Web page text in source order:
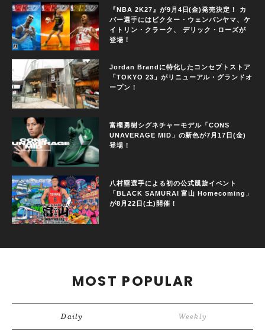
『NBA 2K27』が9月4日(金)発売決定！ カ
バー選手にはビクター・ウェンバンヤマ、ケ
イトリン・クラーク、 デリック・ローズが
登場！
Jordan Brandに特化したコンセプトストア
「TOKYO 23」がリニューアル・グランドオ
ープン！
富樫勇樹シグネチャーモデル「CONS
UNAVERAGE MID」の新色が7月17日(金)
登場！
八村塁選手による初の公式凱旋イベント
「BLACK SAMURAI 富山 Homecoming」
が8月22日(土)開催！
MOST POPULAR
Daily Weekly